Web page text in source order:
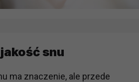
snu
ma znaczenie, ale przede